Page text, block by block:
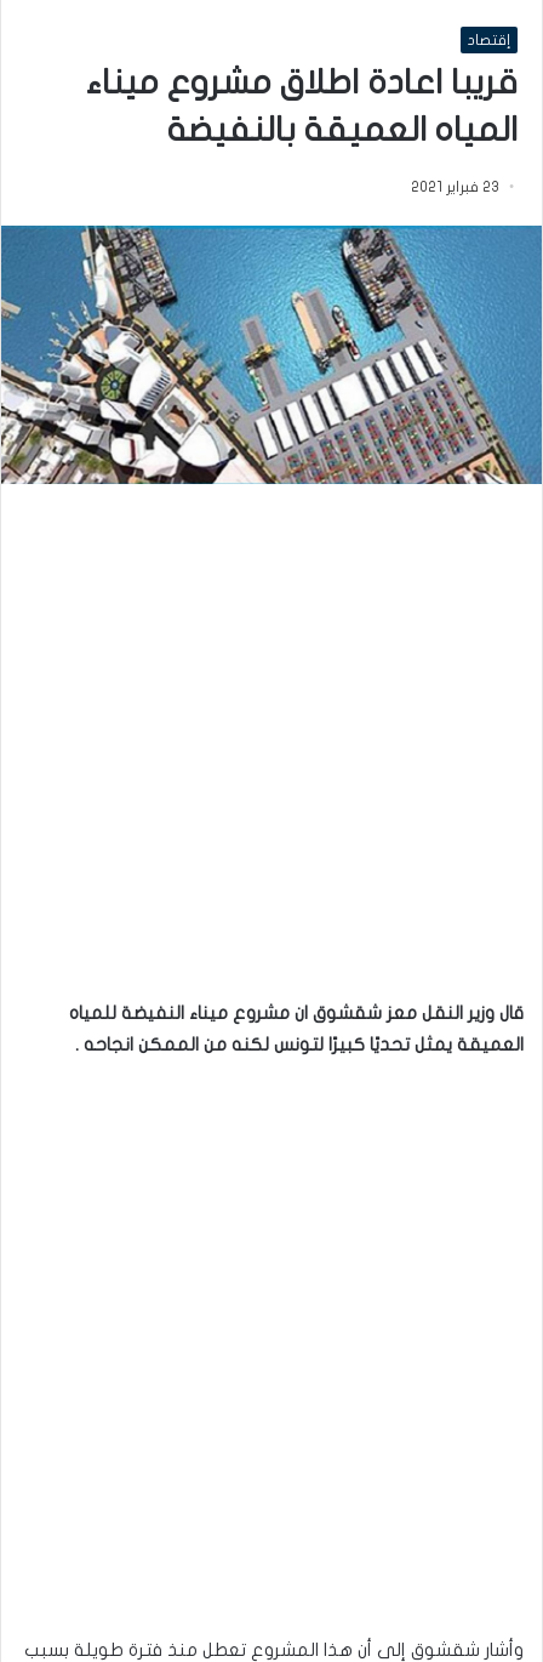
إقتصاد
قريبا اعادة اطلاق مشروع ميناء
المياه العميقة بالنفيضة
23 فبراير 2021
قال وزير النقل معز شقشوق ان مشروع ميناء النفيضة للمياه
العميقة يمثل تحديًا كبيرًا لتونس لكنه من الممكن انجاحه .
وأشار شقشوق إلى أن هذا المشروع تعطل منذ فترة طويلة بسبب